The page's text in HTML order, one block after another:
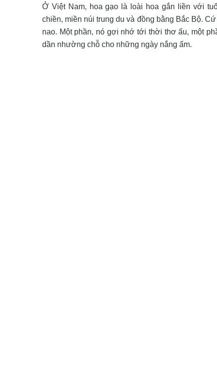
Ở Việt Nam, hoa gạo là loài hoa gắn liền với
chiền, miền núi trung du và đồng bằng Bắc Bộ.
nao. Một phần, nó gợi nhớ tới thời thơ ấu, một
dần nhường chỗ cho những ngày nắng ấm.